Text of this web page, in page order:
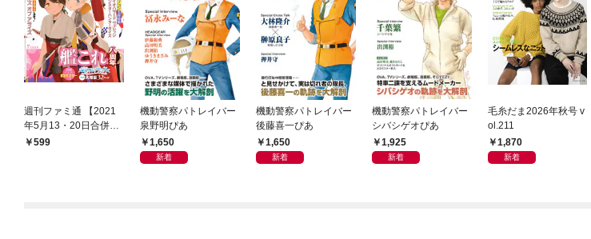
週刊ファミ通 【2021
年5月13・20日合併
号】599
機動警察パトレイバー
泉野明ぴあ
1,650
新着
機動警察パトレイバー
後藤喜一ぴあ
1,650
新着
機動警察パトレイバー
シバシゲオぴあ
1,925
新着
毛糸だま2026年秋号 v
ol.211
1,870
新着